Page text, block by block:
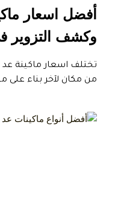
أفضل اسعار
وكشف التزوير
تختلف اسعار ماكينة
من مكان لآخر بناء على